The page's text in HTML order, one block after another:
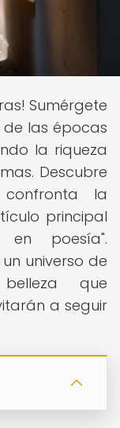
Sumérgete
las épocas
la riqueza
Descubre
la
principal
en poesía".
universo de
que
a seguir